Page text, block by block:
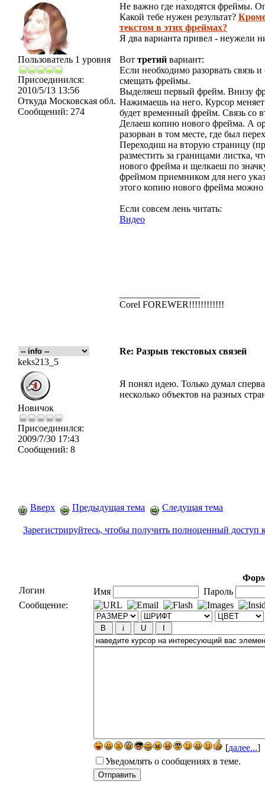
Пользователь 1 уровня
Присоединился:
2010/5/13 13:56
Откуда Московская обл.
Сообщений: 274
Не важно где находятся фреймы.
Какой тебе нужен результат?
текстом в этих фреймах?
Я два варианта привел - неужели
Вот третий вариант:
Если необходимо разорвать связь
смещать фреймы.
Выделяеш первый фрейм. Внизу
Нажимаешь на него. Курсор
будет временный фрейм. Связь со
Делаеш копию нового фрейма. А
разорван в том месте, где был
Переходиш на вторую страницу
разместить за границами листка,
нового фрейма и щелкаеш по
фреймом приемником для него
этого копию нового фрейма можно
Если совсем лень читать:
Видео
Corel FOREWER!!!!!!!!!!!!
Re: Разрыв текстовых связей
keks213_5
Новичок
Присоединился:
2009/7/30 17:43
Сообщений: 8
Я понял идею. Только думал
несколько объектов на разных
Вверх Предыдущая тема Следущая тема
Зарегистрируйтесь, чтобы получить полноценный доступ
Логин
Имя
Пароль
Сообщение:
[далее...]
Уведомлять о сообщениях в теме.